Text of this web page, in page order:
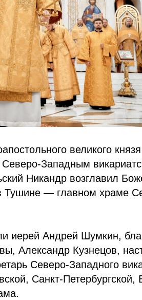
великого
Западным
Никандр возглавил
Тушине — главном храме
иерей Андрей Шумкин,
Александр Кузнецов,
Северо-Западного
Санкт-Петербургской,